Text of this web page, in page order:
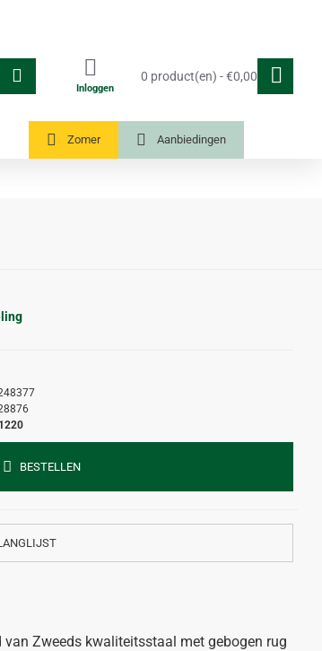
Inloggen
0 product(en) - €0,00
Zomer Aanbiedingen
1220
BESTELLEN
Zweeds kwaliteitsstaal met gebogen rug